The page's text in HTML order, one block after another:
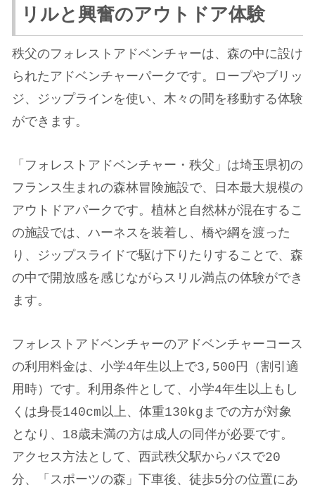
リルと興奮のアウトドア体験
秩父のフォレストアドベンチャーは、森の中に設け
られたアドベンチャーパークです。ロープやブリッ
ジ、ジップラインを使い、木々の間を移動する体験
ができます。
「フォレストアドベンチャー・秩父」は埼玉県初の
フランス生まれの森林冒険施設で、日本最大規模の
アウトドアパークです。植林と自然林が混在するこ
の施設では、ハーネスを装着し、橋や綱を渡った
り、ジップスライドで駆け下りたりすることで、森
の中で開放感を感じながらスリル満点の体験ができ
ます​​​​。
フォレストアドベンチャーのアドベンチャーコース
の利用料金は、小学4年生以上で3,500円（割引適
用時）です。利用条件として、小学4年生以上もし
くは身長140cm以上、体重130kgまでの方が対象
となり、18歳未満の方は成人の同伴が必要です​​。
アクセス方法として、西武秩父駅からバスで20
分、「スポーツの森」下車後、徒歩5分の位置にあ